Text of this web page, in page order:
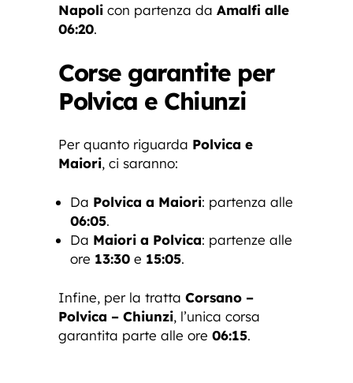
Napoli con partenza da Amalfi alle
06:20.
Corse garantite per
Polvica e Chiunzi
Per quanto riguarda Polvica e
Maiori, ci saranno:
Da Polvica a Maiori: partenza alle
06:05.
Da Maiori a Polvica: partenze alle
ore 13:30 e 15:05.
Infine, per la tratta Corsano –
Polvica – Chiunzi, l’unica corsa
garantita parte alle ore 06:15.